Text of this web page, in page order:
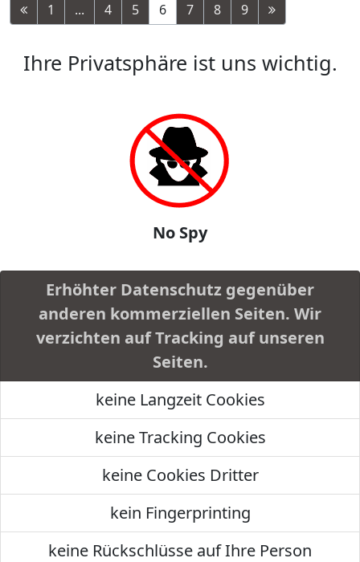
1 ... 4 5 6 7 8 9
Ihre Privatsphäre ist uns wichtig.
No Spy
Erhöhter Datenschutz gegenüber
anderen kommerziellen Seiten. Wir
verzichten auf Tracking auf unseren
Seiten.
keine Langzeit Cookies
keine Tracking Cookies
keine Cookies Dritter
kein Fingerprinting
keine Rückschlüsse auf Ihre Person